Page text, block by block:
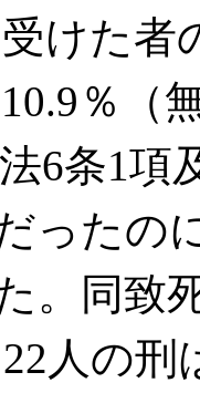
けた者
％（
6条1項
ったの
。同致
人の